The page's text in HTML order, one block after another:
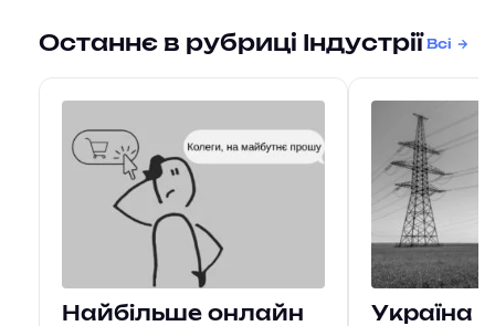
Останнє в рубриці Індустрії Всі
Найбільше онлайн
Україна